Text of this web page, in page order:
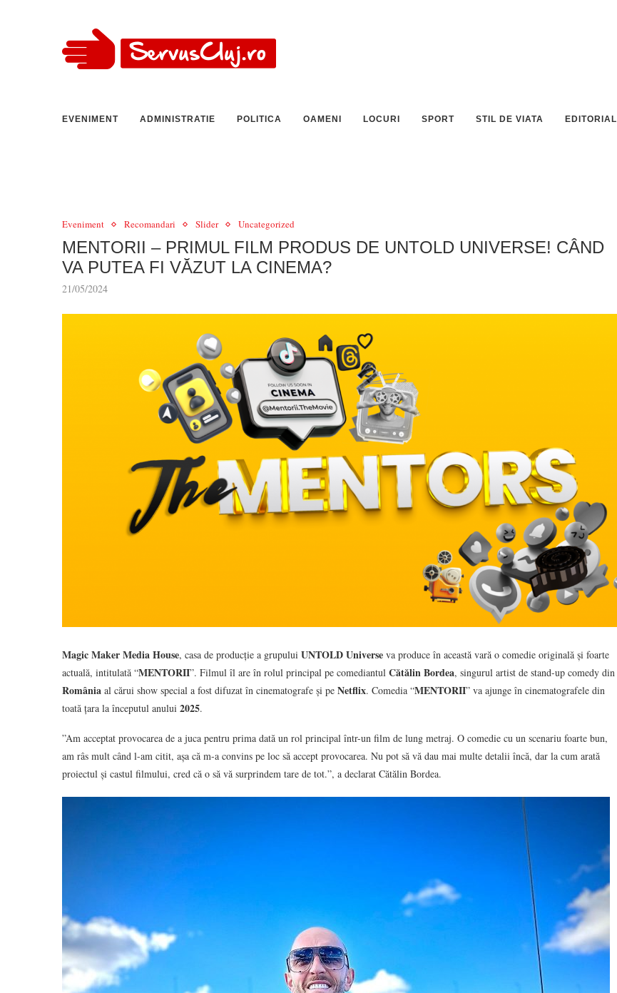
EVENIMENT ADMINISTRATIE POLITICA OAMENI LOCURI SPORT STIL DE VIATA EDITORIAL
Eveniment Recomandari Slider Uncategorized
MENTORII – PRIMUL FILM PRODUS DE UNTOLD UNIVERSE! CÂND
VA PUTEA FI VĂZUT LA CINEMA?
21/05/2024
Magic Maker Media House, casa de producție a grupului UNTOLD Universe va produce în această vară o comedie originală și foarte
actuală, intitulată “MENTORII”. Filmul îl are în rolul principal pe comediantul Cătălin Bordea, singurul artist de stand-up comedy din
România al cărui show special a fost difuzat în cinematografe și pe Netflix. Comedia “MENTORII” va ajunge în cinematografele din
toată țara la începutul anului 2025.
”Am acceptat provocarea de a juca pentru prima dată un rol principal într-un film de lung metraj. O comedie cu un scenariu foarte bun,
am râs mult când l-am citit, așa că m-a convins pe loc să accept provocarea. Nu pot să vă dau mai multe detalii încă, dar la cum arată
proiectul și castul filmului, cred că o să vă surprindem tare de tot.”, a declarat Cătălin Bordea.